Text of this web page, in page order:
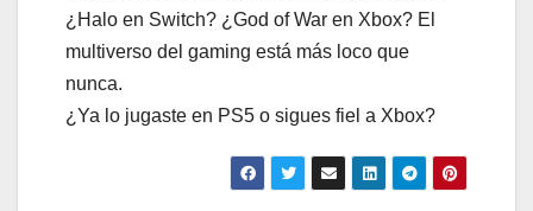
¿Halo en Switch? ¿God of War en Xbox? El
multiverso del gaming está más loco que
nunca.
¿Ya lo jugaste en PS5 o sigues fiel a Xbox?